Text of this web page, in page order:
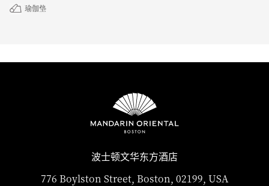
瑜伽垫
波士顿文华东方酒店
776 Boylston Street, Boston, 02199, USA